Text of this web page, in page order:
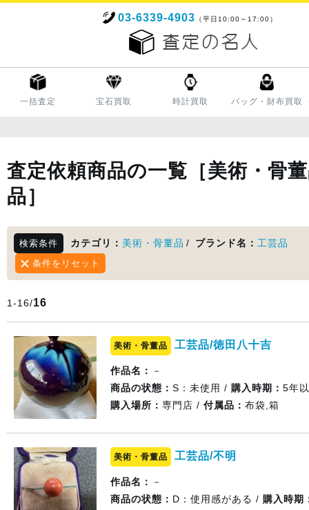
03-6339-4903 （平日10:00～17:00）
一括査定 宝石買取 時計買取 バッグ・財布買取
査定依頼商品の一覧［美術・骨
品］
検索条件 カテゴリ： 美術・骨董品 / ブランド名： 工芸品
条件をリセット
1-16/16
美術・骨董品 工芸品/徳田八十吉
作品名：
－
商品の状態： S：未使用 / 購入時期： 5年
購入場所： 専門店 / 付属品： 布袋,箱
美術・骨董品 工芸品/不明
作品名：
－
商品の状態： D：使用感がある / 購入時期